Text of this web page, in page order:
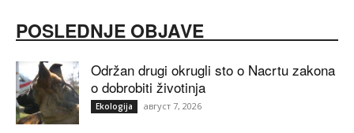
POSLEDNJE OBJAVE
Održan drugi okrugli sto o Nacrtu zakona
o dobrobiti životinja
Ekologija август 7, 2026